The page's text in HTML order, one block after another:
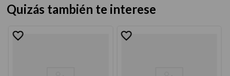
Quizás también te interese